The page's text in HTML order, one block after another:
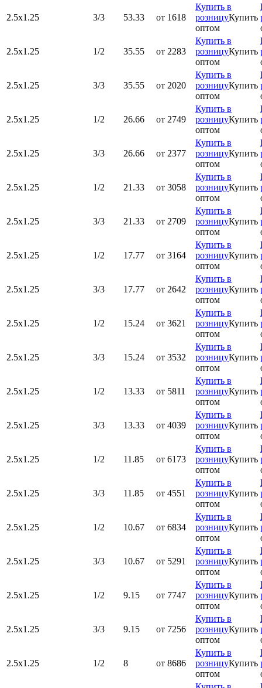
2.5х1.25 3/3 53.33 от 1618
Купить в
розницуКупить
оптом
2.5х1.25 1/2 35.55 от 2283
Купить в
розницуКупить
оптом
2.5х1.25 3/3 35.55 от 2020
Купить в
розницуКупить
оптом
2.5х1.25 1/2 26.66 от 2749
Купить в
розницуКупить
оптом
2.5х1.25 3/3 26.66 от 2377
Купить в
розницуКупить
оптом
2.5х1.25 1/2 21.33 от 3058
Купить в
розницуКупить
оптом
2.5х1.25 3/3 21.33 от 2709
Купить в
розницуКупить
оптом
2.5х1.25 1/2 17.77 от 3164
Купить в
розницуКупить
оптом
2.5х1.25 3/3 17.77 от 2642
Купить в
розницуКупить
оптом
2.5х1.25 1/2 15.24 от 3621
Купить в
розницуКупить
оптом
2.5х1.25 3/3 15.24 от 3532
Купить в
розницуКупить
оптом
2.5х1.25 1/2 13.33 от 5811
Купить в
розницуКупить
оптом
2.5х1.25 3/3 13.33 от 4039
Купить в
розницуКупить
оптом
2.5х1.25 1/2 11.85 от 6173
Купить в
розницуКупить
оптом
2.5х1.25 3/3 11.85 от 4551
Купить в
розницуКупить
оптом
2.5х1.25 1/2 10.67 от 6834
Купить в
розницуКупить
оптом
2.5х1.25 3/3 10.67 от 5291
Купить в
розницуКупить
оптом
2.5х1.25 1/2 9.15 от 7747
Купить в
розницуКупить
оптом
2.5х1.25 3/3 9.15 от 7256
Купить в
розницуКупить
оптом
2.5х1.25 1/2 8 от 8686
Купить в
розницуКупить
оптом